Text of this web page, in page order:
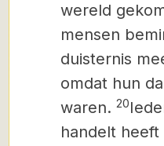
wereld
mensen
duisternis
omdat hun
waren. 20
handelt